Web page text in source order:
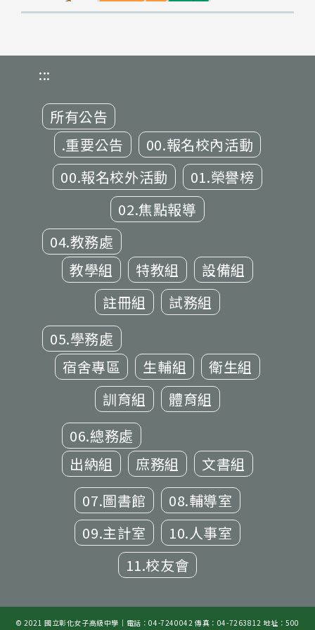
:::
所有公告
.重要公告
00.報名校內活動
00.報名校外活動
01.榮譽榜
02.焦點報導
04.教務處
教學組
特教組
設備組
註冊組
試務組
05.學務處
宿舍專區
生輔組
衛生組
訓育組
體育組
06.總務處
出納組
庶務組
文書組
07.圖書館
08.輔導室
09.主計室
10.人事室
11.校友會
© 2021 國立彰化女子高級中學｜電話：04-7240042 傳真：04-7263812 地址：500